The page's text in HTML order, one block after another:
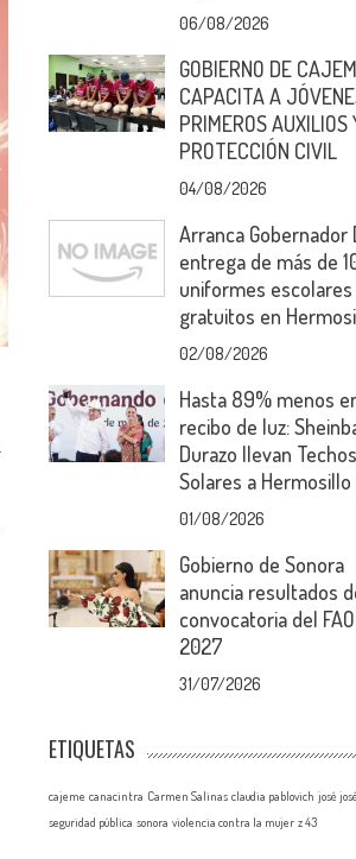
06/08/2026
GOBIERNO DE
CAPACITA A
PRIMEROS AUXILIOS
PROTECCIÓN CIVIL
04/08/2026
Arranca Gobernador
entrega de más de
uniformes escolares
gratuitos en
02/08/2026
Hasta 89% menos
recibo de luz:
Durazo llevan Techos
Solares a Hermosillo
01/08/2026
Gobierno de Sonora
anuncia resultados
convocatoria del
2027
31/07/2026
ETIQUETAS
cajeme canacintra Carmen Salinas claudia pablovich josé josé
seguridad pública sonora violencia contra la mujer z 43